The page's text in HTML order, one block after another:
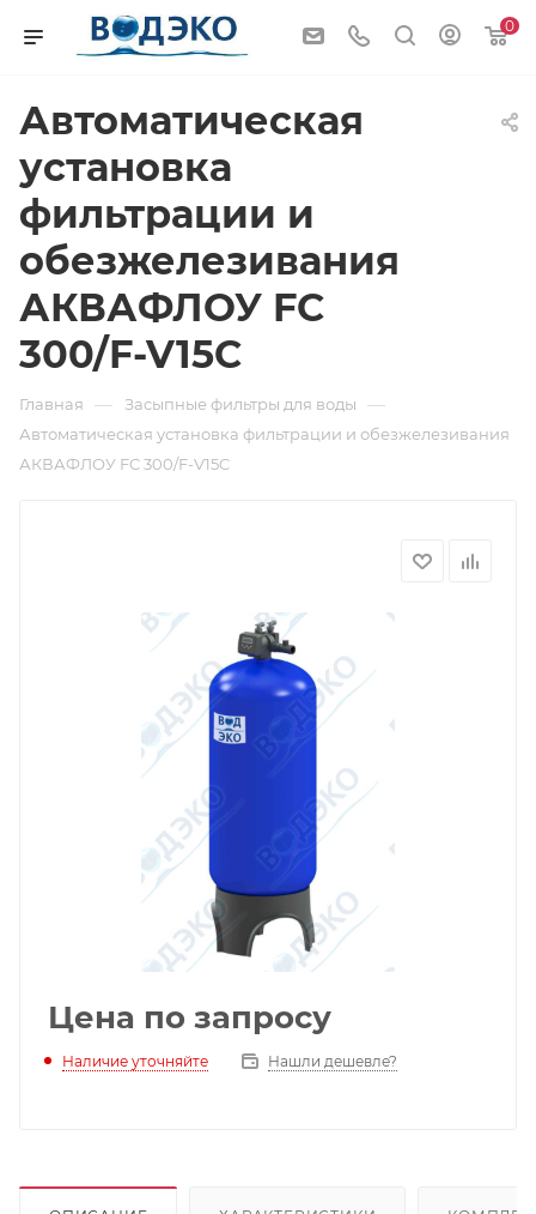
0
Автоматическая
установка
фильтрации и
обезжелезивания
АКВАФЛОУ FC
300/F-V15C
Главная — Засыпные фильтры для воды —
Автоматическая установка фильтрации и обезжелезивания
АКВАФЛОУ FC 300/F-V15C
Цена по запросу
Наличие уточняйте Нашли дешевле?